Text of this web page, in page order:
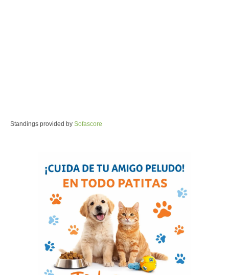
Standings provided by Sofascore